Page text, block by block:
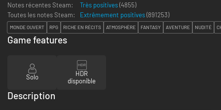
Notes récentes Steam:
Très positives(4855)
Toutes les notes Steam:
Extrêmement positives(891253)
MONDE OUVERT RPG RICHE EN RÉCITS ATMOSPHÈRE FANTASY AVENTURE NUDITÉ
Game features
Solo
HDR
disponible
Description